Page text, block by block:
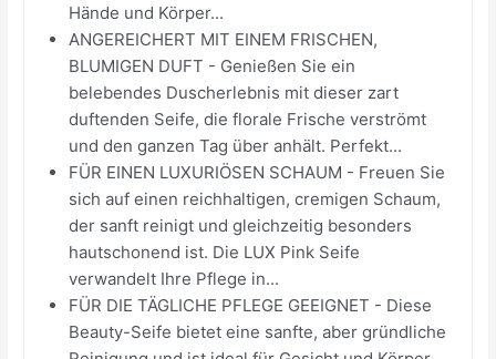
Hände und Körper...
ANGEREICHERT MIT EINEM FRISCHEN,
BLUMIGEN DUFT - Genießen Sie ein
belebendes Duscherlebnis mit dieser zart
duftenden Seife, die florale Frische verströmt
und den ganzen Tag über anhält. Perfekt...
FÜR EINEN LUXURIÖSEN SCHAUM - Freuen Sie
sich auf einen reichhaltigen, cremigen Schaum,
der sanft reinigt und gleichzeitig besonders
hautschonend ist. Die LUX Pink Seife
verwandelt Ihre Pflege in...
FÜR DIE TÄGLICHE PFLEGE GEEIGNET - Diese
Beauty-Seife bietet eine sanfte, aber gründliche